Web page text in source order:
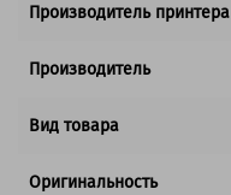
Производитель принтера
Производитель
Вид товара
Оригинальность